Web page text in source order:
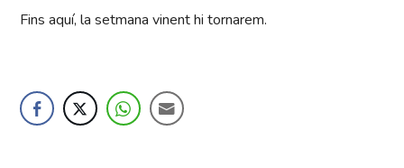
Fins aquí, la setmana vinent hi tornarem.